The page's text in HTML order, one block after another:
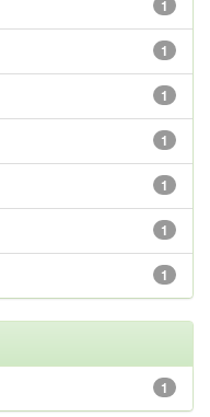
1
1
1
1
1
1
1
1